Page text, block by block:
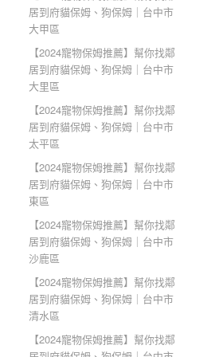
居到府貓保姆、狗保姆｜台中市
大甲區
【2024寵物保姆推薦】幫你找鄰
居到府貓保姆、狗保姆｜台中市
大里區
【2024寵物保姆推薦】幫你找鄰
居到府貓保姆、狗保姆｜台中市
太平區
【2024寵物保姆推薦】幫你找鄰
居到府貓保姆、狗保姆｜台中市
東區
【2024寵物保姆推薦】幫你找鄰
居到府貓保姆、狗保姆｜台中市
沙鹿區
【2024寵物保姆推薦】幫你找鄰
居到府貓保姆、狗保姆｜台中市
清水區
【2024寵物保姆推薦】幫你找鄰